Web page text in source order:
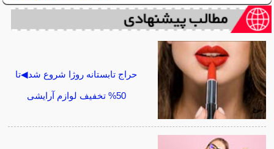
حراج تابستانه روژا شروع شد◀تا
50% تخفیف لوازم آرایشی